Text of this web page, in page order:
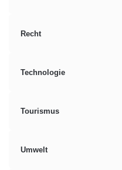
Recht
Technologie
Tourismus
Umwelt